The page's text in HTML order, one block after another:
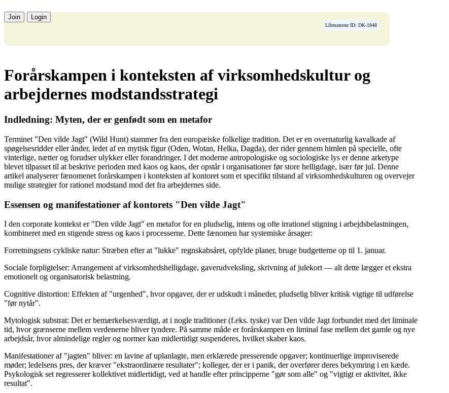
Join Login
Libmonster ID: DK-1848
Forårskampen i konteksten af virksomhedskultur og
arbejdernes modstandsstrategi
Indledning: Myten, der er genfødt som en metafor
Terminet "Den vilde Jagt" (Wild Hunt) stammer fra den europæiske folkelige tradition. Det er en overnaturlig kavalkade af
spøgelsesridder eller ånder, ledet af en mytisk figur (Oden, Wotan, Helka, Dagda), der rider gennem himlen på specielle, ofte
vinterlige, nætter og forudser ulykker eller forandringer. I det moderne antropologiske og sociologiske lys er denne arketype
blevet tilpasset til at beskrive perioden med kaos og kaos, der opstår i organisationer før store helligdage, især før jul. Denne
artikel analyserer fænomenet forårskampen i konteksten af kontoret som et specifikt tilstand af virksomhedskulturen og overvejer
mulige strategier for rationel modstand mod det fra arbejdernes side.
Essensen og manifestationer af kontorets "Den vilde Jagt"
I den corporate kontekst er "Den vilde Jagt" en metafor for en pludselig, intens og ofte irrationel stigning i arbejdsbelastningen,
kombineret med en stigende stress og kaos i processerne. Dette fænomen har systemiske årsager:
Forretningsens cykliske natur: Stræben efter at "lukke" regnskabsåret, opfylde planer, bruge budgetterne op til 1. januar.
Sociale forpligtelser: Arrangement af virksomhedshelligdage, gaverudveksling, skrivning af julekort — alt dette lægger et ekstra
emotionelt og organisatorisk belastning.
Cognitive distortion: Effekten af "urgenhed", hvor opgaver, der er udskudt i måneder, pludselig bliver kritisk vigtige til udførelse
"før nytår".
Mytologisk substrat: Det er bemærkelsesværdigt, at i nogle traditioner (f.eks. tyske) var Den vilde Jagt forbundet med det liminale
tid, hvor grænserne mellem verdenerne bliver tyndere. På samme måde er forårskampen en liminal fase mellem det gamle og nye
arbejdsår, hvor almindelige regler og normer kan midlertidigt suspenderes, hvilket skaber kaos.
Manifestationer af "jagten" bliver: en lavine af uplanlagte, men erklærede presserende opgaver; kontinuerlige improviserede
møder; ledelsens pres, der kræver "ekstraordinære resultater"; kolleger, der er i panik, der overfører deres bekymring i en kæde.
Psykologisk set regresserer kollektivet midlertidigt, ved at handle efter principperne "gør som alle" og "vigtigt er aktivitet, ikke
resultat".